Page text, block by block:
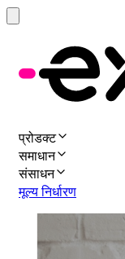
प्रोडक्ट
समाधान
संसाधन
मूल्य निर्धारण